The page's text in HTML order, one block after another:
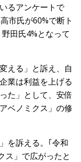
るアンケートで
市氏が60%で断ト
田氏4%となって
える」と訴え、自
業は利益を上げる
た」として、安倍
ベノミクス」の修
を訴える。｢令和
ス」で広がったと